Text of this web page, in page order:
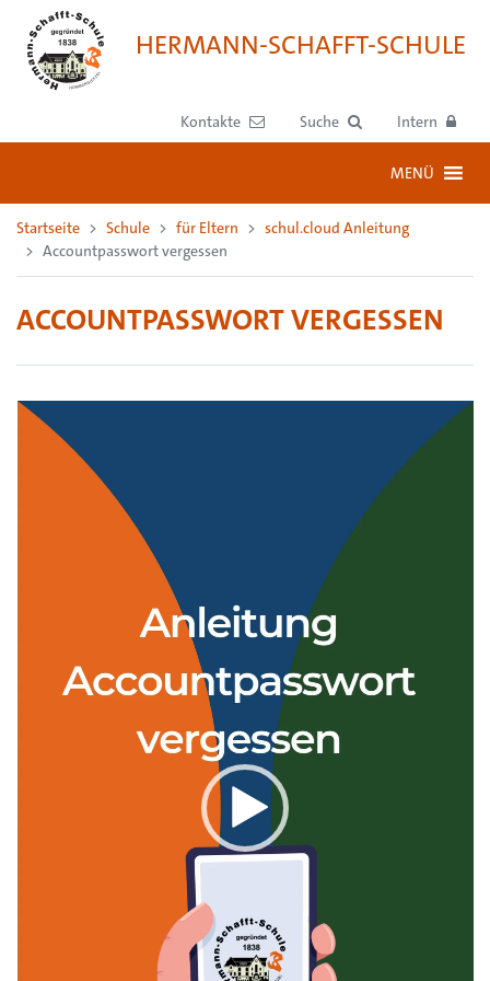
HERMANN-SCHAFFT-SCHULE
Kontakte Suche Intern
MENÜ
Startseite Schule für Eltern
schul.cloud Anleitung
Accountpasswort vergessen
ACCOUNTPASSWORT VERGESSEN
Video-
Player